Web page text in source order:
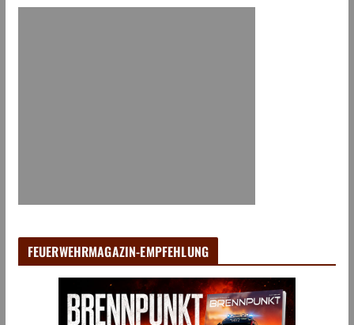
FEUERWEHRMAGAZIN-EMPFEHLUNG